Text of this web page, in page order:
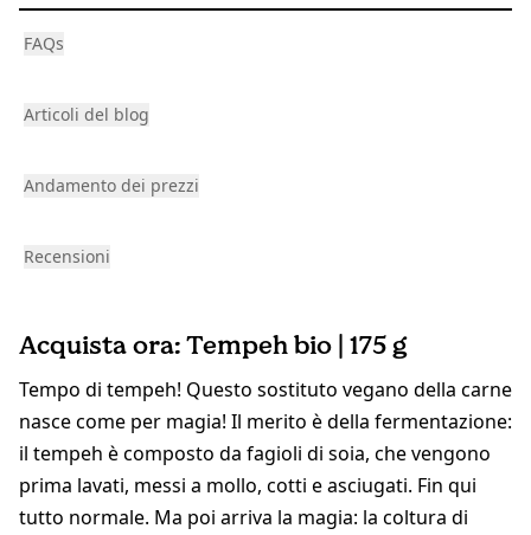
FAQs
Articoli del blog
Andamento dei prezzi
Recensioni
Acquista ora: Tempeh bio | 175 g
Tempo di tempeh! Questo sostituto vegano della carne
nasce come per magia! Il merito è della fermentazione:
il tempeh è composto da fagioli di soia, che vengono
prima lavati, messi a mollo, cotti e asciugati. Fin qui
tutto normale. Ma poi arriva la magia: la coltura di